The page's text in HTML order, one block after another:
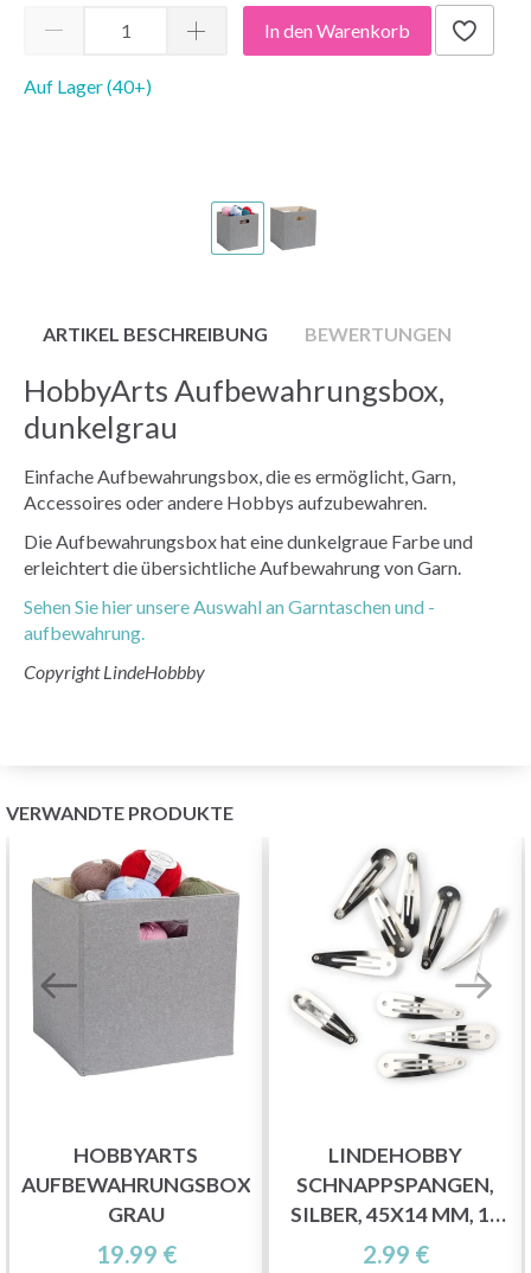
In den Warenkorb
Auf Lager (40+)
ARTIKEL BESCHREIBUNG BEWERTUNGEN
HobbyArts Aufbewahrungsbox,
dunkelgrau
Einfache Aufbewahrungsbox, die es ermöglicht, Garn,
Accessoires oder andere Hobbys aufzubewahren.
Die Aufbewahrungsbox hat eine dunkelgraue Farbe und
erleichtert die übersichtliche Aufbewahrung von Garn.
Sehen Sie hier unsere Auswahl an Garntaschen und -
aufbewahrung.
Copyright LindeHobbby
VERWANDTE PRODUKTE
HOBBYARTS
AUFBEWAHRUNGSBOX,
GRAU
19.99 €
LINDEHOBBY
SCHNAPPSPANGEN,
SILBER, 45X14 MM, 10
STK
2.99 €